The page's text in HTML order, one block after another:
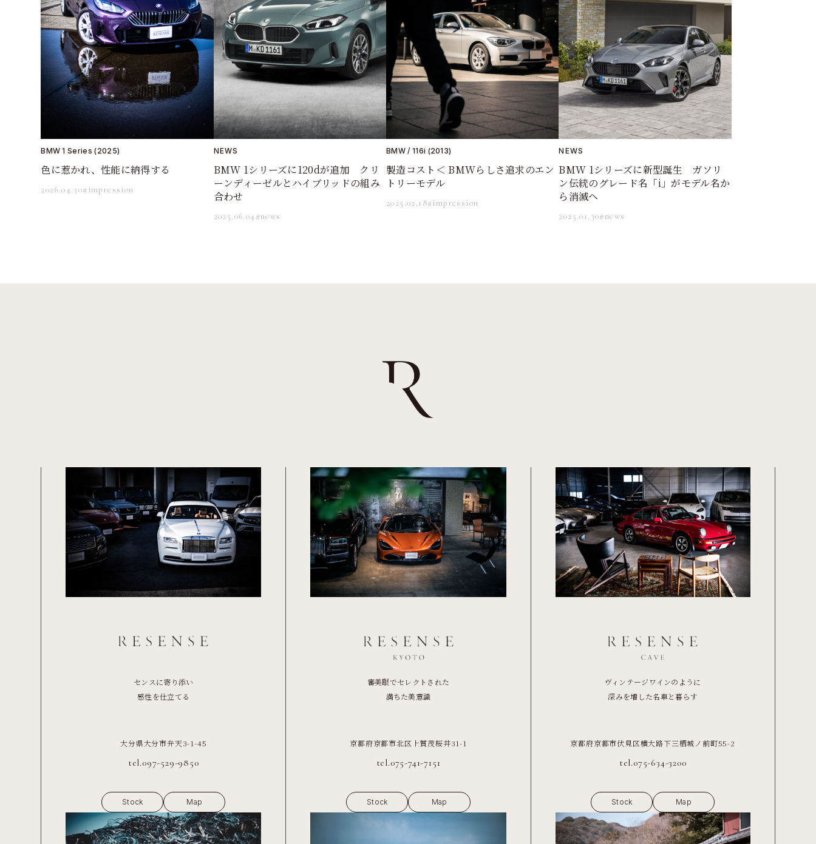
BMW 1 Series (2025)
色に惹かれ、性能に納得する
2026.04.30#impression
NEWS
BMW 1シリーズに120dが追加 クリ
ーンディーゼルとハイブリッドの組み
合わせ
2025.06.04 #news
BMW / 116i (2013)
製造コスト＜ BMWらしさ追求のエン
トリーモデル
2025.02.18#impression
NEWS
BMW 1シリーズに新型誕生 ガソリ
ン伝統のグレード名「i」がモデル名か
ら消滅へ
2025.01.30#news
センスに寄り添い
感性を仕立てる
大分県大分市弁天3-1-45
tel.097-529-9850
Stock Map
審美眼でセレクトされた
満ちた美意識
京都府京都市北区上賀茂桜井31-1
tel.075-741-7151
Stock Map
ヴィンテージワインのように
深みを増した名車と暮らす
京都府京都市伏見区横大路下三栖城ノ前町55-2
tel.075-634-3200
Stock Map